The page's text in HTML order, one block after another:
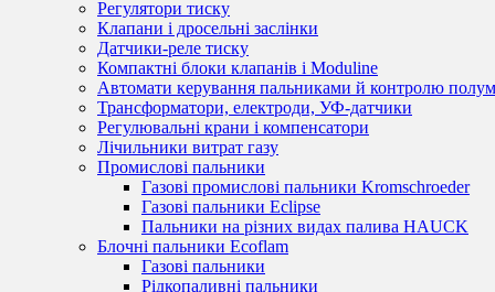
Регулятори тиску
Клапани і дросельні заслінки
Датчики-реле тиску
Компактні блоки клапанів і Moduline
Автомати керування пальниками й контролю
Трансформатори, електроди, УФ-датчики
Регулювальні крани і компенсатори
Лічильники витрат газу
Промислові пальники
Газові промислові пальники Kromschroeder
Газові пальники Eclipse
Пальники на різних видах палива HAUCK
Блочні пальники Ecoflam
Газові пальники
Рідкопаливні пальники